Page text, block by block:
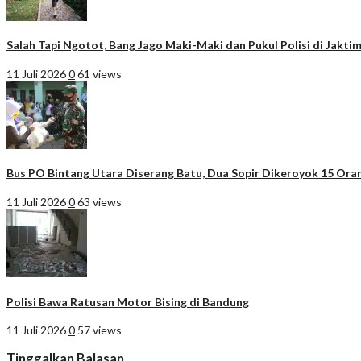
Salah Tapi Ngotot, Bang Jago Maki-Maki dan Pukul Polisi di Jaktim
11 Juli 2026061 views
Bus PO Bintang Utara Diserang Batu, Dua Sopir Dikeroyok 15
11 Juli 2026063 views
Polisi Bawa Ratusan Motor Bising di Bandung
11 Juli 20260 57 views
Tinggalkan Balasan